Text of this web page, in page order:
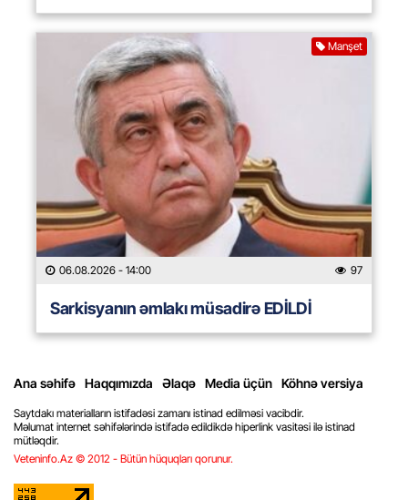
Manşet
06.08.2026 - 14:00 97
Sarkisyanın əmlakı müsadirə EDİLDİ
Ana səhifə Haqqımızda Əlaqə Media üçün Köhnə versiya
Saytdakı materialların istifadəsi zamanı istinad edilməsi vacibdir.
Məlumat internet səhifələrində istifadə edildikdə hiperlink vasitəsi ilə istinad
mütləqdir.
Veteninfo.Az © 2012 - Bütün hüquqları qorunur.